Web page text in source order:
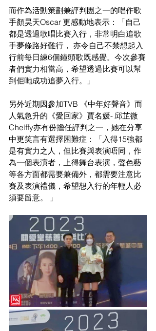
而作為活動策劃兼評判團之一的唱作歌
手顏昊天Oscar 更感動地表示：「自己
都是透過歌唱比賽入行，非常明白追歌
手夢條路好難行， 亦令自己不禁想起入
行前每日練6個鐘頭歌既感覺。今次參賽
者們實力相當高，希望透過比賽可以幫
到佢哋成功追夢入行。」
另外近期因參加TVB 《中年好聲音》而
人氣急升的《愛回家》賈名媛- 邱芷微
Chelffy亦有份擔任評判之一，她在分享
中更笑言有選擇困難症：「入得15強都
是有實力之人，但比賽與表演唔同，作
為一個表演者，上得舞台表演，聲色藝
等各方面都需要兼備外，都需要注意比
賽及表演禮儀，希望想入行的年輕人必
須要留意。 」